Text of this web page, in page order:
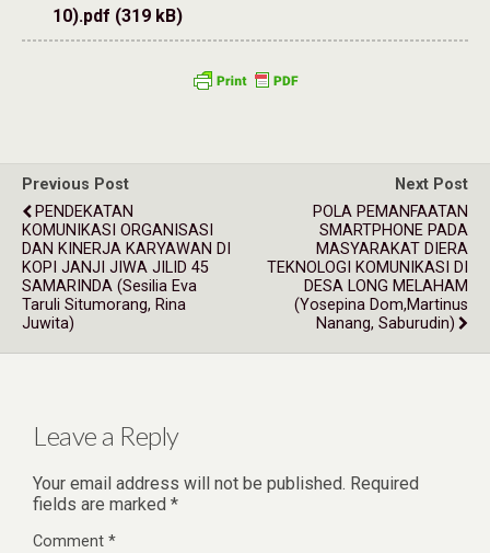
10).pdf (319 kB)
Previous Post
PENDEKATAN
KOMUNIKASI ORGANISASI
DAN KINERJA KARYAWAN DI
KOPI JANJI JIWA JILID 45
SAMARINDA (Sesilia Eva
Taruli Situmorang, Rina
Juwita)
Next Post
POLA PEMANFAATAN
SMARTPHONE PADA
MASYARAKAT DIERA
TEKNOLOGI KOMUNIKASI DI
DESA LONG MELAHAM
(Yosepina Dom,Martinus
Nanang, Saburudin)
Leave a Reply
Your email address will not be published. Required
fields are marked *
Comment *